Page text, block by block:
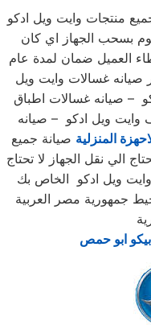
منتجات وايت ويل ادكو
بسحب الجهاز اي كان
العميل ضمان لمدة عام
صيانه غسالات وايت ويل
– صيانه غسالات اطباق
وايت ويل ادكو – صيانه
المنزلية صيانة جميع
الي نقل الجهاز لا تحتاج
وايت ويل ادكو الخاص بك
جمهورية مصر العربية
ابو حمص